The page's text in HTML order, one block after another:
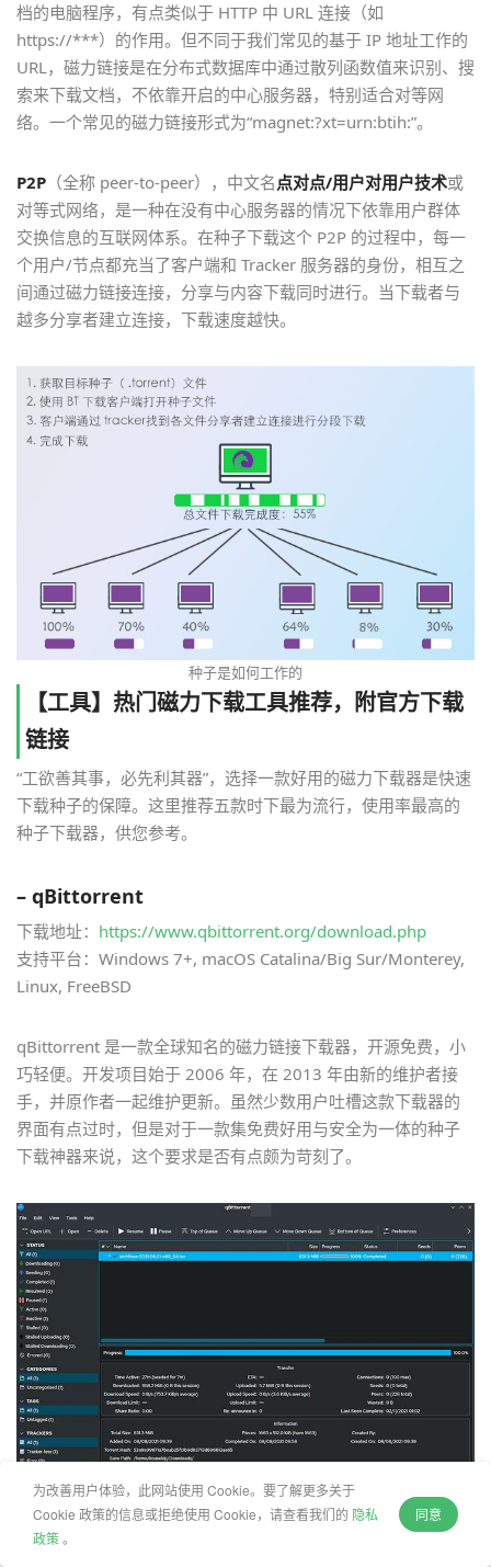
档的电脑程序，有点类似于 HTTP 中 URL 连接（如
https://***）的作用。但不同于我们常见的基于 IP 地址工作的
URL，磁力链接是在分布式数据库中通过散列函数值来识别、搜
索来下载文档，不依靠开启的中心服务器，特别适合对等网
络。一个常见的磁力链接形式为“magnet:?xt=urn:btih:”。
P2P （全称 peer-to-peer），中文名点对点/用户对用户技术或
对等式网络，是一种在没有中心服务器的情况下依靠用户群体
交换信息的互联网体系。在种子下载这个 P2P 的过程中，每一
个用户/节点都充当了客户端和 Tracker 服务器的身份，相互之
间通过磁力链接连接，分享与内容下载同时进行。当下载者与
越多分享者建立连接，下载速度越快。
种子是如何工作的
【工具】热门磁力下载工具推荐，附官方下载
链接
“工欲善其事，必先利其器”，选择一款好用的磁力下载器是快速
下载种子的保障。这里推荐五款时下最为流行，使用率最高的
种子下载器，供您参考。
– qBittorrent
下载地址： https://www.qbittorrent.org/download.php
支持平台：Windows 7+, macOS Catalina/Big Sur/Monterey,
Linux, FreeBSD
qBittorrent 是一款全球知名的磁力链接下载器，开源免费，小
巧轻便。开发项目始于 2006 年，在 2013 年由新的维护者接
手，并原作者一起维护更新。虽然少数用户吐槽这款下载器的
界面有点过时，但是对于一款集免费好用与安全为一体的种子
下载神器来说，这个要求是否有点颇为苛刻了。
为改善用户体验，此网站使用 Cookie。要了解更多关于
Cookie 政策的信息或拒绝使用 Cookie，请查看我们的 隐私
政策。
同意